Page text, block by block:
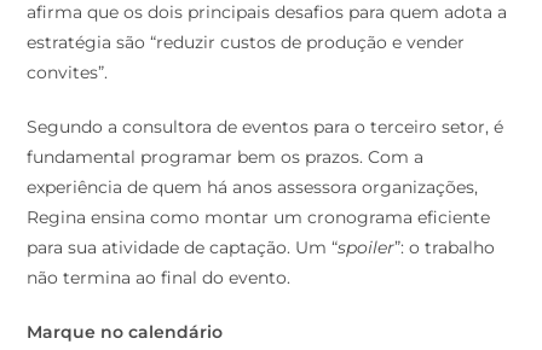
afirma que os dois principais desafios para quem adota a
estratégia são “reduzir custos de produção e vender
convites”.
Segundo a consultora de eventos para o terceiro setor, é
fundamental programar bem os prazos. Com a
experiência de quem há anos assessora organizações,
Regina ensina como montar um cronograma eficiente
para sua atividade de captação. Um “spoiler”: o trabalho
não termina ao final do evento.
Marque no calendário